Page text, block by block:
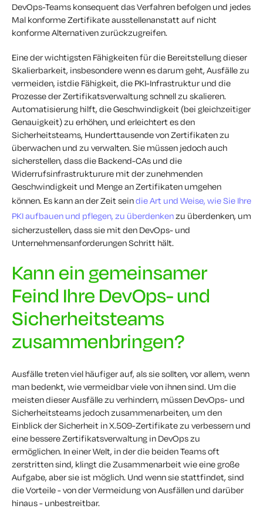
DevOps-Teams konsequent das Verfahren befolgen und jedes
Mal konforme Zertifikate ausstellenanstatt auf nicht
konforme Alternativen zurückzugreifen.
Eine der wichtigsten Fähigkeiten für die Bereitstellung dieser
Skalierbarkeit, insbesondere wenn es darum geht, Ausfälle zu
vermeiden, istdie Fähigkeit, die PKI-Infrastruktur und die
Prozesse der Zertifikatsverwaltung schnell zu skalieren.
Automatisierung hilft, die Geschwindigkeit (bei gleichzeitiger
Genauigkeit) zu erhöhen, und erleichtert es den
Sicherheitsteams, Hunderttausende von Zertifikaten zu
überwachen und zu verwalten. Sie müssen jedoch auch
sicherstellen, dass die Backend-CAs und die
Widerrufsinfrastrukturure mit der zunehmenden
Geschwindigkeit und Menge an Zertifikaten umgehen
können. Es kann an der Zeit seindie Art und Weise, wie Sie Ihre
PKI aufbauen und pflegen, zu überdenkenzu überdenken, um
sicherzustellen, dass sie mit den DevOps- und
Unternehmensanforderungen Schritt hält.
Kann ein gemeinsamer
Feind Ihre DevOps- und
Sicherheitsteams
zusammenbringen?
Ausfälle treten viel häufiger auf, als sie sollten, vor allem, wenn
man bedenkt, wie vermeidbar viele von ihnen sind. Um die
meisten dieser Ausfälle zu verhindern, müssen DevOps- und
Sicherheitsteams jedoch zusammenarbeiten, um den
Einblick der Sicherheit in X.509-Zertifikate zu verbessern und
eine bessere Zertifikatsverwaltung in DevOps zu
ermöglichen. In einer Welt, in der die beiden Teams oft
zerstritten sind, klingt die Zusammenarbeit wie eine große
Aufgabe, aber sie ist möglich. Und wenn sie stattfindet, sind
die Vorteile - von der Vermeidung von Ausfällen und darüber
hinaus - unbestreitbar.